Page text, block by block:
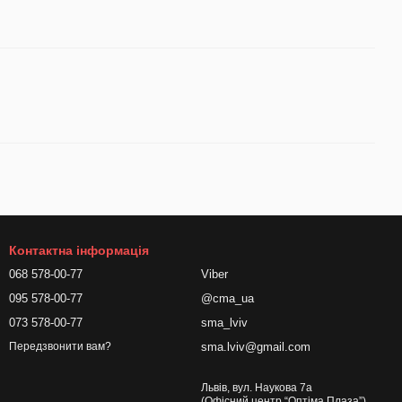
Контактна інформація
068 578-00-77
095 578-00-77
073 578-00-77
Передзвонити вам?
Viber
@cma_ua
sma_lviv
sma.lviv@gmail.com
Львів, вул. Наукова 7а